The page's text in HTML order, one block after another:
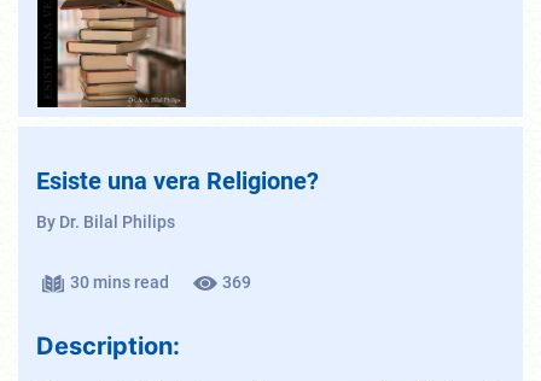
Esiste una vera Religione?
By Dr. Bilal Philips
30 mins read 369
Description: